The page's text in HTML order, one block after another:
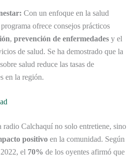
Con un enfoque en la salud
ofrece consejos prácticos
, prevención de enfermedades y el
de salud. Se ha demostrado que la
salud reduce las tasas de
en la región.
radio Calchaquí no solo entretiene, sino
positivo en la comunidad. Según
el 70% de los oyentes afirmó que